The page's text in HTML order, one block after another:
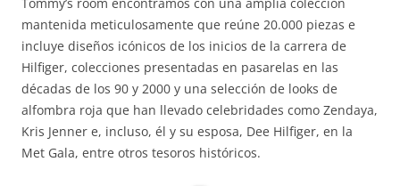
mantenida meticulosamente que reúne 20.000 piezas e
incluye diseños icónicos de los inicios de la carrera de
Hilfiger, colecciones presentadas en pasarelas en las
décadas de los 90 y 2000 y una selección de looks de
alfombra roja que han llevado celebridades como Zendaya,
Kris Jenner e, incluso, él y su esposa, Dee Hilfiger, en la
Met Gala, entre otros tesoros históricos.